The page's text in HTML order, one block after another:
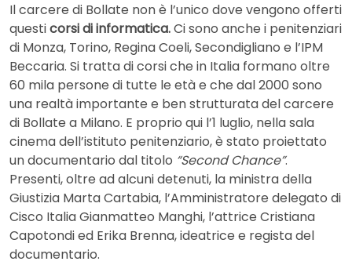
Il carcere di Bollate non è l’unico dove vengono offerti
questicorsi di informatica.Ci sono anche i penitenziari
di Monza, Torino, Regina Coeli, Secondigliano e l’IPM
Beccaria. Si tratta di corsi che in Italia formano oltre
60 mila persone di tutte le età e che dal 2000 sono
una realtà importante e ben strutturata del carcere
di Bollate a Milano. E proprio qui l’1 luglio, nella sala
cinema dell’istituto penitenziario, è stato proiettato
un documentario dal titolo “Second Chance”.
Presenti, oltre ad alcuni detenuti, la ministra della
Giustizia Marta Cartabia, l’Amministratore delegato di
Cisco Italia Gianmatteo Manghi, l’attrice Cristiana
Capotondi ed Erika Brenna, ideatrice e regista del
documentario.